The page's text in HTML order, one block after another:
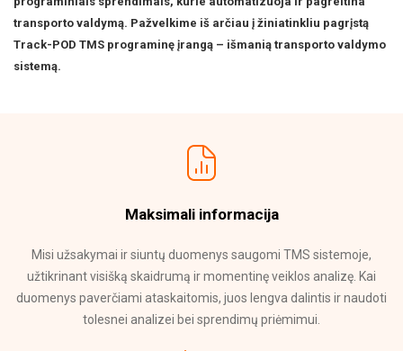
transporto valdymą. Pažvelkime iš arčiau į žiniatinkliu pagrįstą
Track-POD TMS programinę įrangą – išmanią transporto valdymo
sistemą.
Maksimali informacija
Мisi užsakymai ir siuntų duomenys saugomi TMS sistemoje,
užtikrinant visišką skaidrumą ir momentinę veiklos analizę. Kai
duomenys paverčiami ataskaitomis, juos lengva dalintis ir naudoti
tolesnei analizei bei sprendimų priėmimui.